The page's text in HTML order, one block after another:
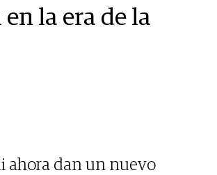
la era de la
ahora dan un nuevo